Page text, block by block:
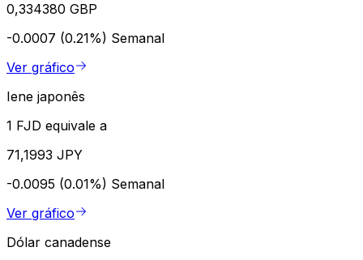
0,334380 GBP
-0.0007 (0.21%) Semanal
Ver gráfico
Iene japonês
1 FJD equivale a
71,1993 JPY
-0.0095 (0.01%) Semanal
Ver gráfico
Dólar canadense